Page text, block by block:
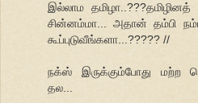
இல்லாம
சின்னம்மா... அதான் தம்பி
கூப்புடுவீங்களா...????? //
நக்ஸ் இருக்கும்போது மற்ற
தல...